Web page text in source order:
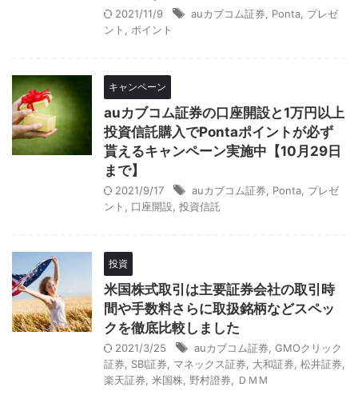
2021/11/9 auカブコム証券 Ponta プレゼ
ント
ポイント
キャンペーン
auカブコム証券の口座開設と1万円以上
投資信託購入でPontaポイントが必ず
貰えるキャンペーン実施中【10月29日
まで】
2021/9/17 auカブコム証券 Ponta プレゼ
ント
口座開設 投資信託
投資
米国株式取引は主要証券会社の取引時
間や手数料さらに取扱銘柄などスペッ
クを徹底比較しました
2021/3/25 auカブコム証券 GMOクリック
証券
SBI証券 マネックス証券 大和証券 松井証券
楽天証券 米国株 野村證券 ＤＭＭ